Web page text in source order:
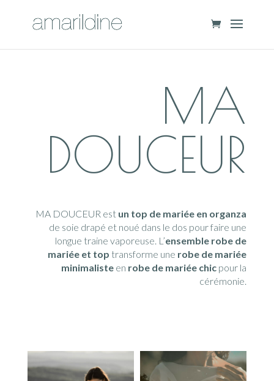
MA
DOUCEUR
MA DOUCEUR est un top de mariée en organza
de soie drapé et noué dans le dos pour faire une
longue traine vaporeuse. L’ensemble robe de
mariée et top transforme une robe de mariée
minimaliste en robe de mariée chic pour la
cérémonie.